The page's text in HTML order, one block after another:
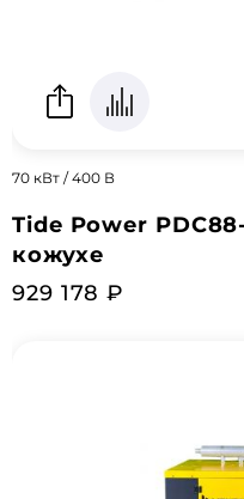
70 кВт / 400 В
Tide Power
кожухе
929 178 ₽